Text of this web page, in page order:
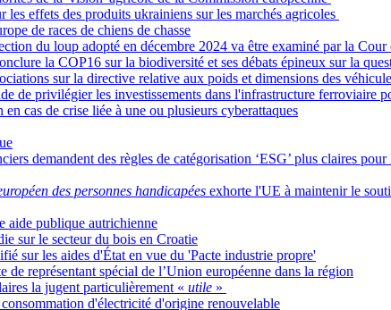
effets des produits ukrainiens sur les marchés agricoles
de races de chiens de chasse
du loup adopté en décembre 2024 va être examiné par la
la COP16 sur la biodiversité et ses débats épineux sur la
sur la directive relative aux poids et dimensions des
de privilégier les investissements dans l'infrastructure ferroviaire
cas de crise liée à une ou plusieurs cyberattaques
demandent des règles de catégorisation ‘ESG’ plus claires
des personnes handicapées exhorte l'UE à maintenir le
aide publique autrichienne
sur le secteur du bois en Croatie
sur les aides d'État en vue du 'Pacte industrie propre'
représentant spécial de l’Union européenne dans la région
la jugent particulièrement « utile »
d'électricité d'origine renouvelable